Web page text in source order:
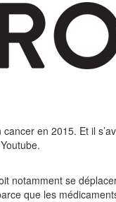
en 2015. Et il
notamment se
que les